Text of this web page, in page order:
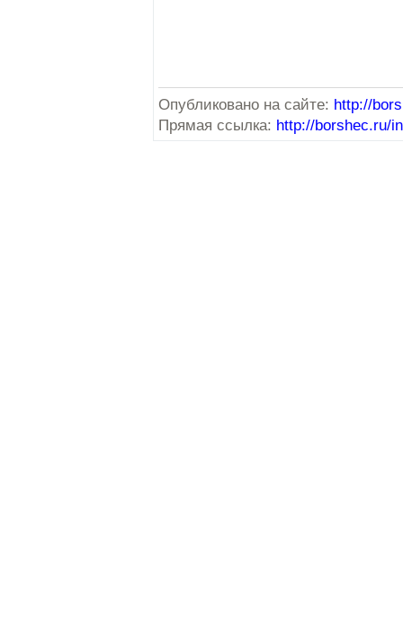
Опубликовано на сайте: http://
Прямая ссылка: http://borshec.ru/